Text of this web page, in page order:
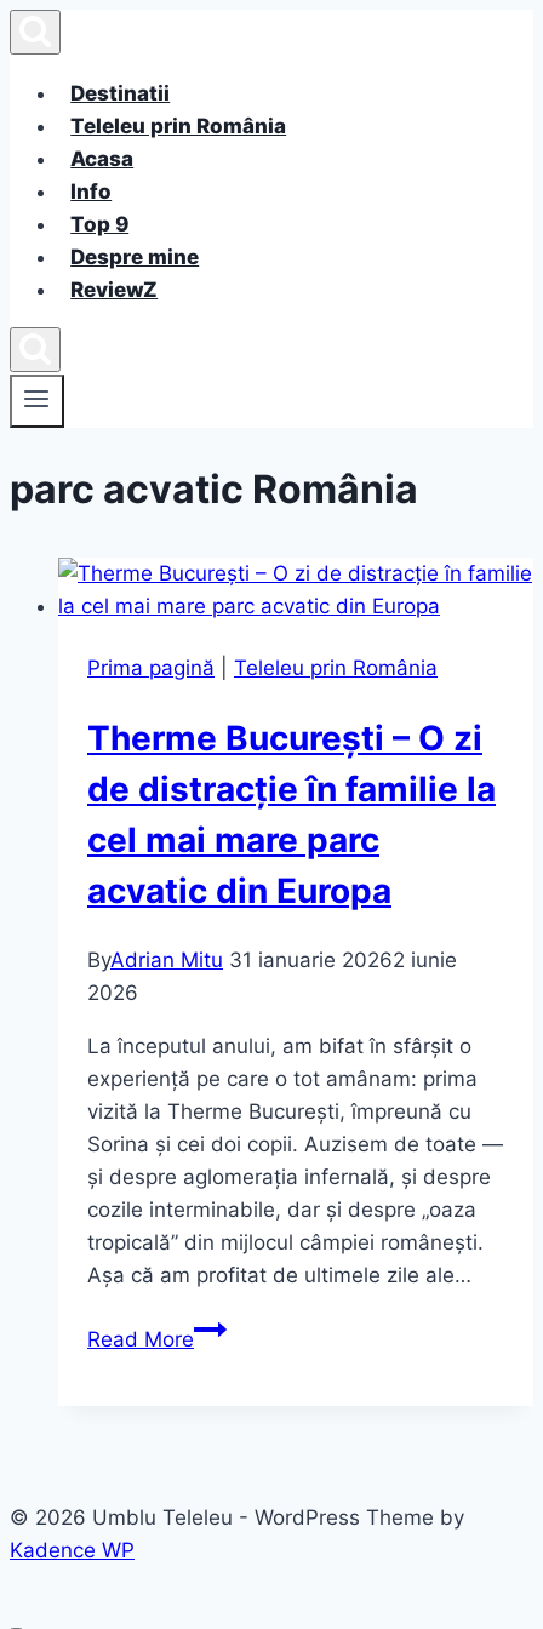
to
contentDestinatii
Teleleu prin România
Acasa
Info
Top 9
Despre mine
ReviewZ
parc acvatic România
Prima pagină Teleleu prin România
Therme București – O zi
de distracție în familie la
cel mai mare parc
acvatic din Europa
ByAdrian Mitu 31 ianuarie 20262 iunie
2026
La începutul anului, am bifat în sfârșit o
experiență pe care o tot amânam: prima
vizită la Therme București, împreună cu
Sorina și cei doi copii. Auzisem de toate —
și despre aglomerația infernală, și despre
cozile interminabile, dar și despre „oaza
tropicală” din mijlocul câmpiei românești.
Așa că am profitat de ultimele zile ale…
Read MoreTherme
distracție
© 2026 Umblu Teleleu - WordPress Theme by
Kadence WP